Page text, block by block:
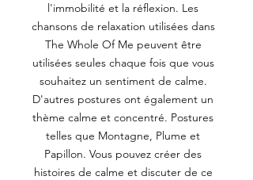
l'immobilité et la réflexion. Les
chansons de relaxation utilisées dans
The Whole Of Me peuvent être
utilisées seules chaque fois que vous
souhaitez un sentiment de calme.
D'autres postures ont également un
thème calme et concentré. Postures
telles que Montagne, Plume et
Papillon. Vous pouvez créer des
histoires de calme et discuter de ce